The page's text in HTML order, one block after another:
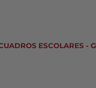
ESCOLARES -